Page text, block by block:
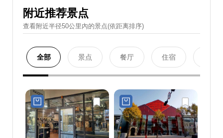
附近推荐景点
查看附近半径50公里內的景点(依距离排序)
全部 景点 餐厅 住宿